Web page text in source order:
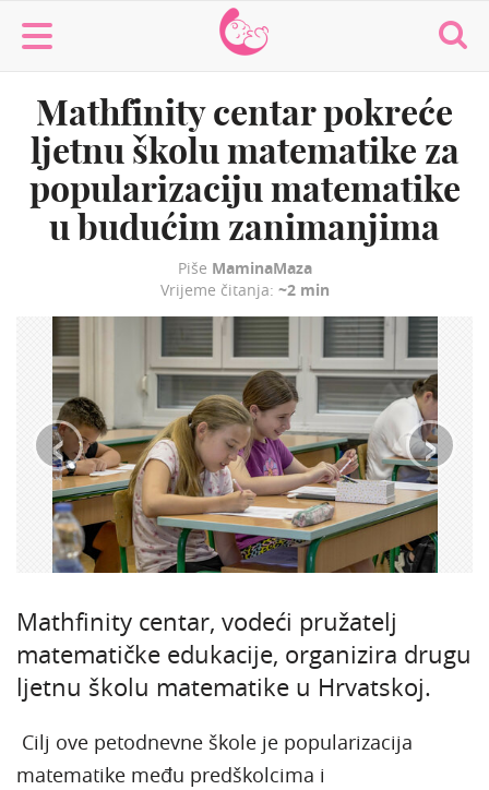
MaminaMaza
Mathfinity centar pokreće
ljetnu školu matematike za
popularizaciju matematike
u budućim zanimanjima
Piše MaminaMaza
Vrijeme čitanja: ~2 min
‹ ›
Mathfinity centar, vodeći pružatelj
matematičke edukacije, organizira drugu
ljetnu školu matematike u Hrvatskoj.
Cilj ove petodnevne škole je popularizacija
matematike među predškolcima i